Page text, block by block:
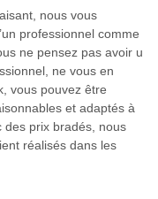
nous vous
professionnel comme
ne pensez pas avoir u
ne vous en
vous pouvez être
et adaptés à
des prix bradés, nous
réalisés dans les